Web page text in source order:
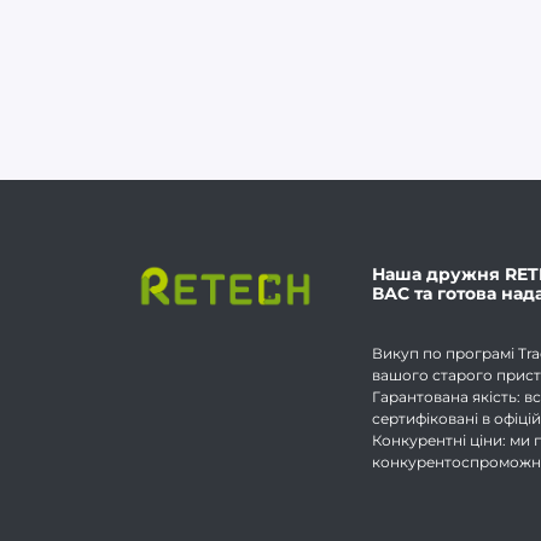
Наша дружня
ВАС та готова
Викуп по програмі
вашого старого
Гарантована якість:
сертифіковані в
Конкурентні ціни: ми